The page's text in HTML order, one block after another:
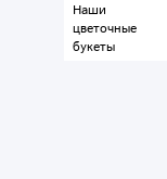
Наши
цветочные
букеты